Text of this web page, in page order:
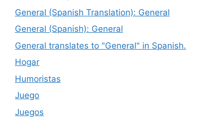
General (Spanish Translation): General
General (Spanish): General
General translates to "General" in Spanish.
Hogar
Humoristas
Juego
Juegos